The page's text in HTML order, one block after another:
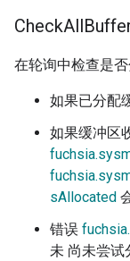
CheckAll
在轮询中检查是否
如果已分配
如果缓冲区
sAllocated
错误
未 尚未尝试